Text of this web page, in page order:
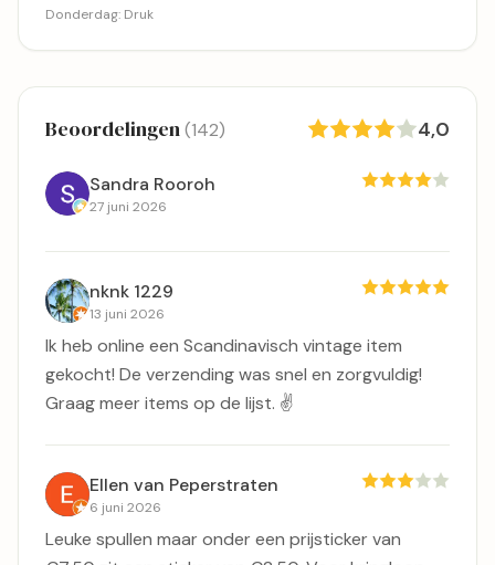
Donderdag: Druk
Beoordelingen(142) 4,0
Sandra Rooroh
27 juni 2026
nknk 1229
13 juni 2026
Ik heb online een Scandinavisch vintage item
gekocht! De verzending was snel en zorgvuldig!
Graag meer items op de lijst. ✌️
Ellen van Peperstraten
6 juni 2026
Leuke spullen maar onder een prijsticker van